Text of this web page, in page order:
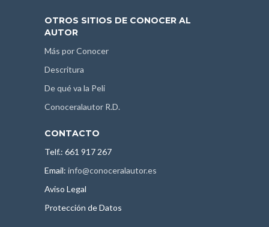
OTROS SITIOS DE CONOCER AL
AUTOR
Más por Conocer
Descritura
De qué va la Peli
Conoceralautor R.D.
CONTACTO
Telf.: 661 917 267
Email: info@conoceralautor.es
Aviso Legal
Protección de Datos